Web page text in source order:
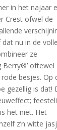
in het najaar
Crest ofwel de
nu in de volle
ze
Berry®’ oftewel
besjes. Op
gezellig is dat!
het niet. Het
z’n witte